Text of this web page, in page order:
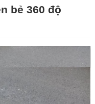
bẻ 360 độ